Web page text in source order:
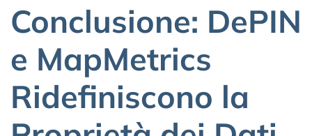
Conclusione: DePIN
e MapMetrics
Ridefiniscono la